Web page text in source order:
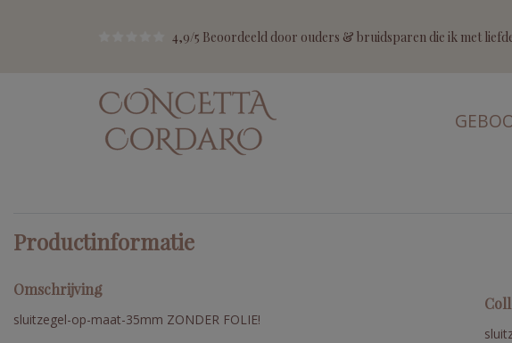
4,9/5 Beoordeeld door ouders & bruidsparen die ik met
Productinformatie
Omschrijving
sluitzegel-op-maat-35mm ZONDER FOLIE!